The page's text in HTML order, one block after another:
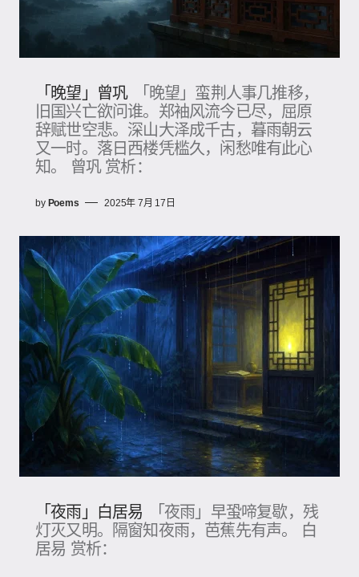
「晚望」曾巩
「晚望」蛮荆人事几推移，
旧国兴亡欲问谁。郑袖风流今已尽，屈原
辞赋世空悲。深山大泽成千古，暮雨朝云
又一时。落日西楼凭槛久，闲愁唯有此心
知。 曾巩 赏析：
by Poems 2025年 7月 17日
「夜雨」白居易
「夜雨」早蛩啼复歇，残
灯灭又明。隔窗知夜雨，芭蕉先有声。 白
居易 赏析：